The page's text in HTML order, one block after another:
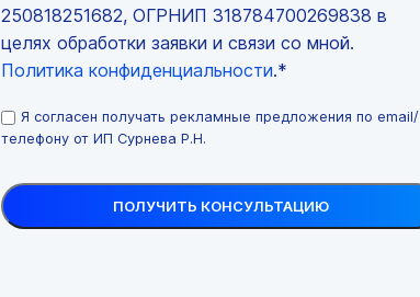
250818251682, ОГРНИП 318784700269838 в
целях обработки заявки и связи со мной.
Политика конфиденциальности.*
Я согласен получать рекламные предложения по email/
телефону от ИП Сурнева Р.Н.